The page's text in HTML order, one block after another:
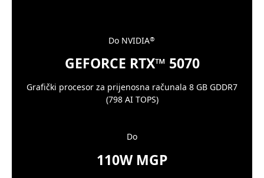
Do NVIDIA®
GEFORCE RTX™ 5070
Grafički procesor za prijenosna računala 8 GB GDDR7
(798 AI TOPS)
Do
110W MGP